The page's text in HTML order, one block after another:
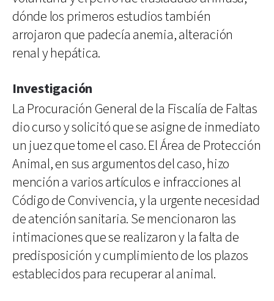
dónde los primeros estudios también
arrojaron que padecía anemia, alteración
renal y hepática.
Investigación
La Procuración General de la Fiscalía de Faltas
dio curso y solicitó que se asigne de inmediato
un juez que tome el caso. El Área de Protección
Animal, en sus argumentos del caso, hizo
mención a varios artículos e infracciones al
Código de Convivencia, y la urgente necesidad
de atención sanitaria. Se mencionaron las
intimaciones que se realizaron y la falta de
predisposición y cumplimiento de los plazos
establecidos para recuperar al animal.